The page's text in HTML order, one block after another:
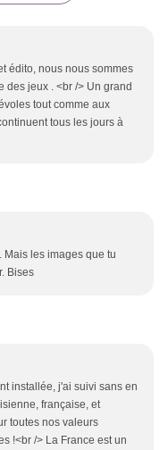
édito, nous nous sommes
des jeux . <br /> Un grand
tout comme aux
tous les jours à
Mais les images que tu
Bises
installée, j'ai suivi sans en
française, et
toutes nos valeurs
!<br /> La France est un